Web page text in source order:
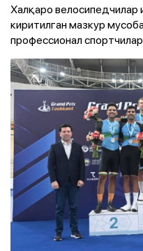
Халқаро велосипедчилар
киритилган мазкур
профессионал